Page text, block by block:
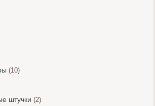
(10)
штучки (2)